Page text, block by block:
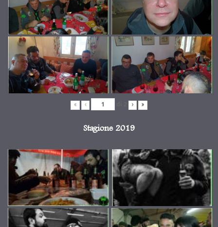
« ‹ › »
Stagione 2019